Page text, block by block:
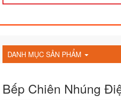
DANH MỤC SẢN PHẨM
Bếp Chiên Nhúng